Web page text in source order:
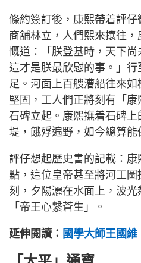
條約簽訂後，康熙帶着評
商舖林立，人們熙來攘往
慨道：「朕登基時，天下尚
這才是朕最欣慰的事。」
足。河面上百艘漕船往來
堅固，工人們正將刻有「
石碑立起。康熙撫着石碑
堤，餓殍遍野，如今總算能
評仔想起歷史書的記載：
點，這位皇帝甚至將河工
刻，夕陽灑在水面上，波
「帝王心繫蒼生」。
延伸閱讀： 國學大師王國